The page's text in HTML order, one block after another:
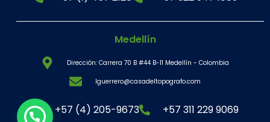
Medellín
Dirección: Carrera 70 B #44 B-11 Medellín - Colombia
lguerrero@casadeltopografo.com
+57 (4) 205-9673 +57 311 229 9069